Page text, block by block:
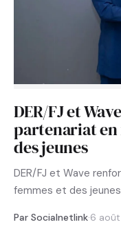
DER/FJ et
partenariat en
des jeunes
DER/FJ et Wave
femmes et des jeunes
Par Socialnetlink·6